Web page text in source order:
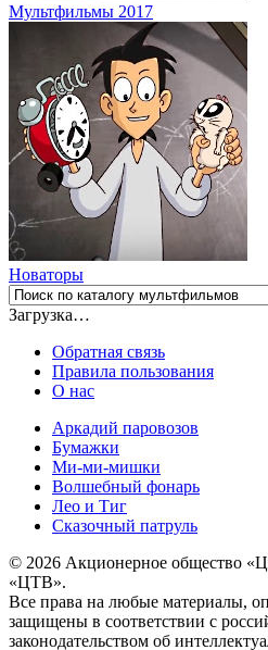
Мультфильмы 2017
Новаторы
Загрузка…
Обратная связь
Правила пользования
О нас
Аркадий паровозов
Бумажки
Ми-ми-мишки
Волшебный фонарь
Лео и Тиг
Сказочный патруль
© 2026 Акционерное общество
«ЦТВ».
Все права на любые материалы,
защищены в соответствии с
законодательством об